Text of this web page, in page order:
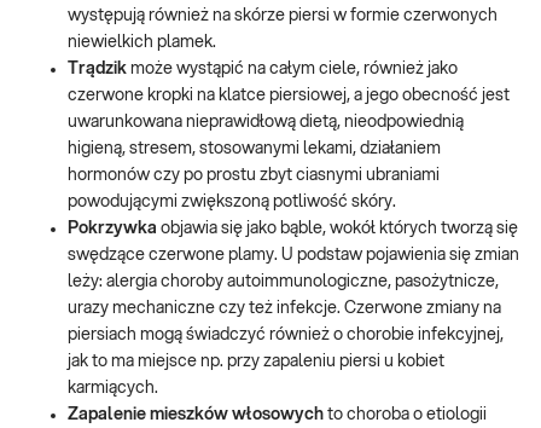
występują również na skórze piersi w formie czerwonych
niewielkich plamek.
Trądzik może wystąpić na całym ciele, również jako
czerwone kropki na klatce piersiowej, a jego obecność jest
uwarunkowana nieprawidłową dietą, nieodpowiednią
higieną, stresem, stosowanymi lekami, działaniem
hormonów czy po prostu zbyt ciasnymi ubraniami
powodującymi zwiększoną potliwość skóry.
Pokrzywka objawia się jako bąble, wokół których tworzą się
swędzące czerwone plamy. U podstaw pojawienia się zmian
leży: alergia choroby autoimmunologiczne, pasożytnicze,
urazy mechaniczne czy też infekcje. Czerwone zmiany na
piersiach mogą świadczyć również o chorobie infekcyjnej,
jak to ma miejsce np. przy zapaleniu piersi u kobiet
karmiących.
Zapalenie mieszków włosowych to choroba o etiologii